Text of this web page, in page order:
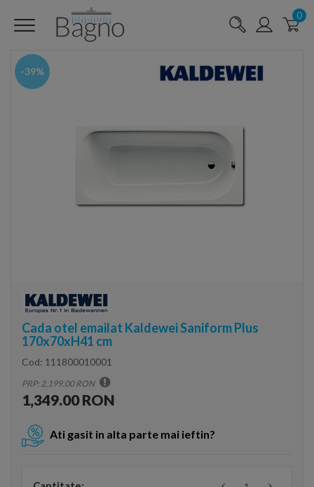
0
-39%
Cada otel emailat Kaldewei Saniform Plus
170x70xH41 cm
Cod: 111800010001
PRP: 2,199.00 RON
1,349.00 RON
Ati gasit in alta parte mai ieftin?